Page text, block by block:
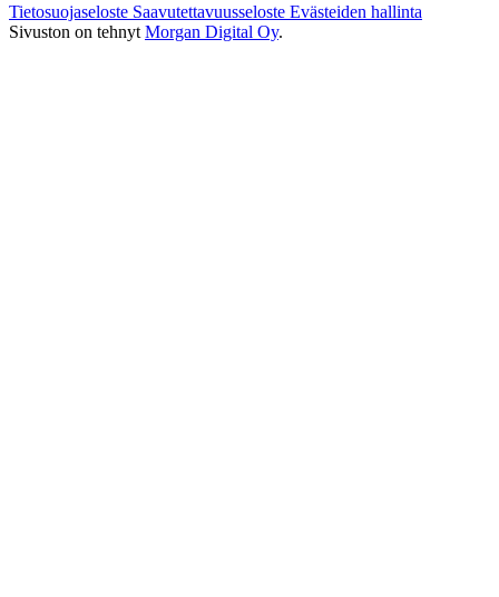
Tietosuojaseloste Saavutettavuusseloste Evästeiden hallinta
Sivuston on tehnyt Morgan Digital Oy.